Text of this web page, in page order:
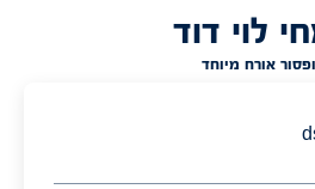
לוי דוד
אורח מיוחד